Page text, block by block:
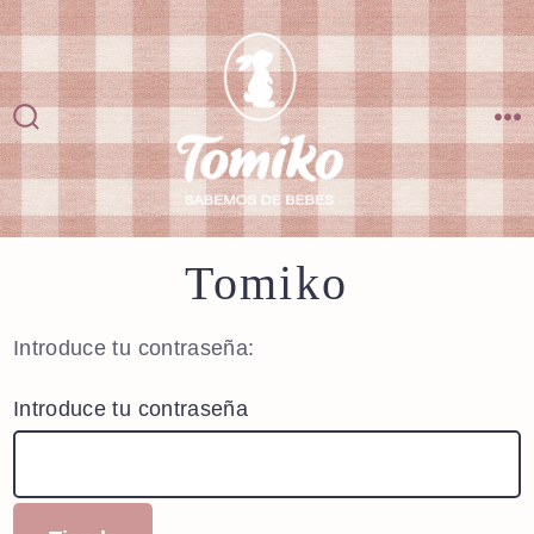
Saltar
al
contenido
Alternar
la
búsqueda
Tomiko
Introduce tu contraseña:
Introduce tu contraseña